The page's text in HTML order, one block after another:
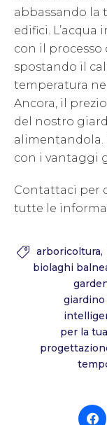
abbassando la
edifici. L’acqua
con il processo
spostando il
temperatura
Ancora, il
del nostro
alimentandola.
con i vantaggi
Contattaci per
tutte le
 arboricoltura
biolaghi
per la